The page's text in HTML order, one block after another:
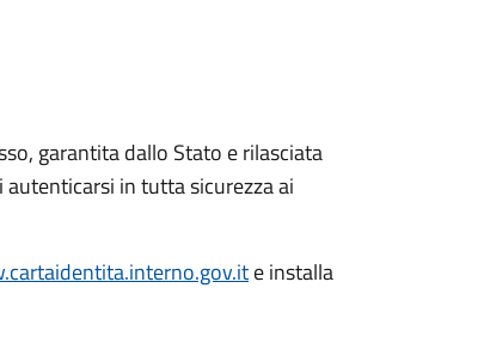
garantita dallo Stato e rilasciata
in tutta sicurezza ai
e installa